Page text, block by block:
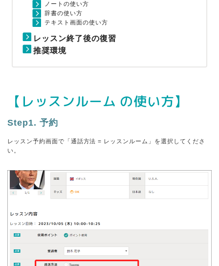
ノートの使い方
辞書の使い方
テキスト画面の使い方
レッスン終了後の復習
推奨環境
【レッスンルーム の使い方】
Step1. 予約
レッスン予約画面で「通話方法 = レッスンルーム」を選択してくださ
い。